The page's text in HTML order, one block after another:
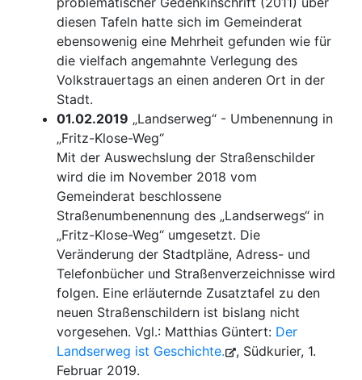
diesen Tafeln hatte sich im Gemeinderat
ebensowenig eine Mehrheit gefunden wie für
die vielfach angemahnte Verlegung des
Volkstrauertags an einen anderen Ort in der
Stadt.
01.02.2019 „Landserweg“ - Umbenennung in
„Fritz-Klose-Weg“
Mit der Auswechslung der Straßenschilder
wird die im November 2018 vom
Gemeinderat beschlossene
Straßenumbenennung des „Landserwegs“ in
„Fritz-Klose-Weg“ umgesetzt. Die
Veränderung der Stadtpläne, Adress- und
Telefonbücher und Straßenverzeichnisse wird
folgen. Eine erläuternde Zusatztafel zu den
neuen Straßenschildern ist bislang nicht
vorgesehen. Vgl.: Matthias Güntert: Der
Landserweg ist Geschichte.
, Südkurier, 1.
Februar 2019.